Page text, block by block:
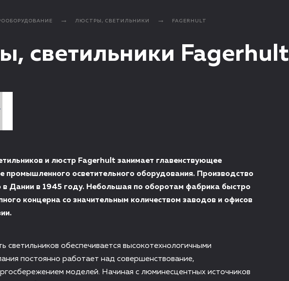
ЛЮСТРЫ, СВЕТИЛЬНИКИ FAGERHULT
светильники Fagerhult
и люстр Fagerhult занимает главенствующее
промышленного осветительного оборудования. Производство
в Дании в 1945 году. Небольшая по оборотам фабрика быстро
концерна со значительным количеством заводов и офисов
светильников обеспечивается высокотехнологичными
постоянно работает над совершенствование,
моделей. Начиная с люминесцентных источников